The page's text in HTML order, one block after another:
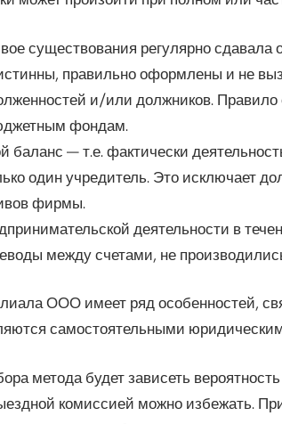
существования регулярно сдавала
правильно оформлены и не
и/или должников. Правило
фондам.
— т.е. фактически
один учредитель. Это исключает
фирмы.
деятельности в
между счетами, не
ООО имеет ряд особенностей,
самостоятельными
метода будет зависеть
комиссией можно избежать.